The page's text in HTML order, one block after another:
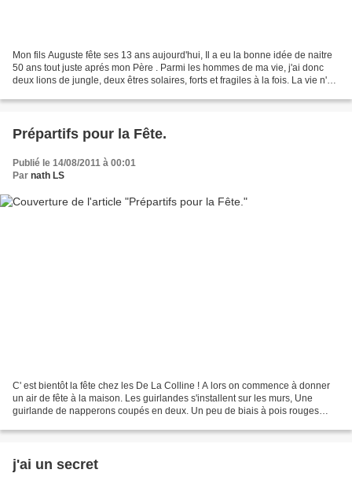
Mon fils Auguste fête ses 13 ans aujourd'hui, Il a eu la bonne idée de naitre
50 ans tout juste aprés mon Père . Parmi les hommes de ma vie, j'ai donc
deux lions de jungle, deux êtres solaires, forts et fragiles à la fois. La vie n'est
Prépartifs pour la Fête.
Publié le 14/08/2011 à 00:01
Par nath LS
C' est bientôt la fête chez les De La Colline ! A lors on commence à donner
un air de fête à la maison. Les guirlandes s'installent sur les murs, Une
guirlande de napperons coupés en deux. Un peu de biais à pois rouges
j'ai un secret